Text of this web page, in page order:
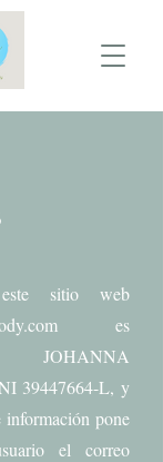
sitio web
es
39447664-L, y
información pone
el correo